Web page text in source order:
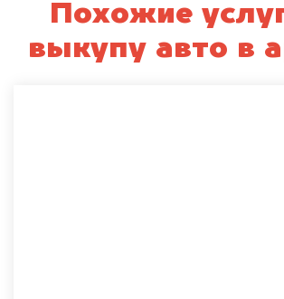
Похожие
выкупу авто в